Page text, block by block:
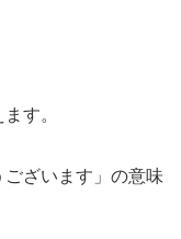
す。
ざいます」の意味